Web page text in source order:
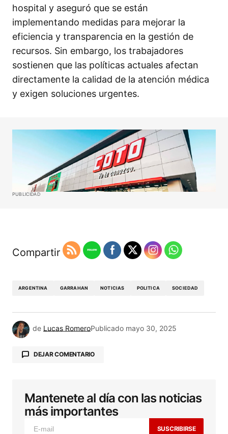
hospital y aseguró que se están
implementando medidas para mejorar la
eficiencia y transparencia en la gestión de
recursos. Sin embargo, los trabajadores
sostienen que las políticas actuales afectan
directamente la calidad de la atención médica
y exigen soluciones urgentes.
PUBLICIDAD
Compartir
ARGENTINA GARRAHAN NOTICIAS POLITICA SOCIEDAD
de Lucas RomeroPublicado mayo 30, 2025
DEJAR COMENTARIO
Tu dirección de correo electrónico no será
publicada. Los campos obligatorios están
marcados con *
Mantenete al día con las noticias
más importantes
SUSCRIBIRSE